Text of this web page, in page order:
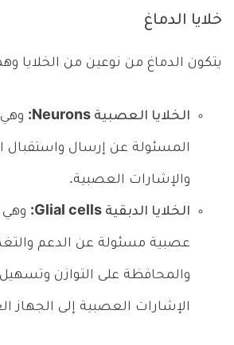
خلايا الدماغ
يتكون الدماغ من نوعين من الخلايا
الخلايا العصبية Neurons: وهي
المسئولة عن إرسال واستقبال
والإشارات العصبية.
الخلايا الدبقية Glial cells: وهي
عصبية مسئولة عن الدعم
والمحافظة على التوازن وتسهيل
الإشارات العصبية إلى الجهاز